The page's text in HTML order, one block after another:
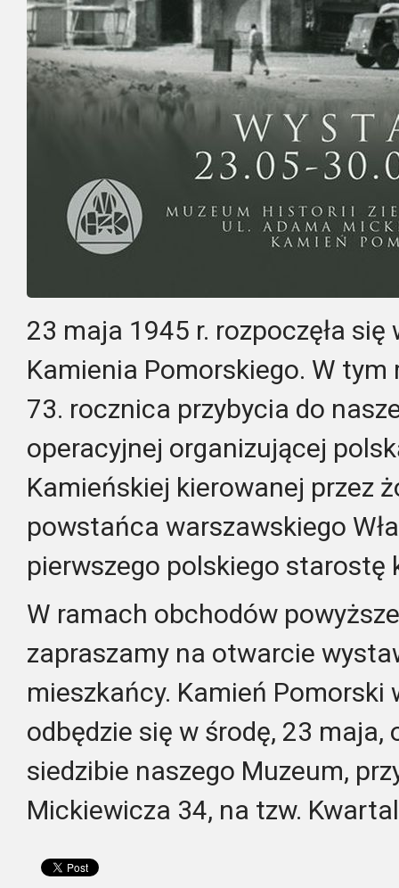
23 maja 1945 r. rozpoczęła się
Kamienia Pomorskiego. W tym
73. rocznica przybycia do
operacyjnej organizującej
Kamieńskiej kierowanej przez
powstańca warszawskiego
pierwszego polskiego starostę
W ramach obchodów
zapraszamy na otwarcie
mieszkańcy. Kamień Pomorski
odbędzie się w środę, 23 maja,
siedzibie naszego Muzeum,
Mickiewicza 34, na tzw.